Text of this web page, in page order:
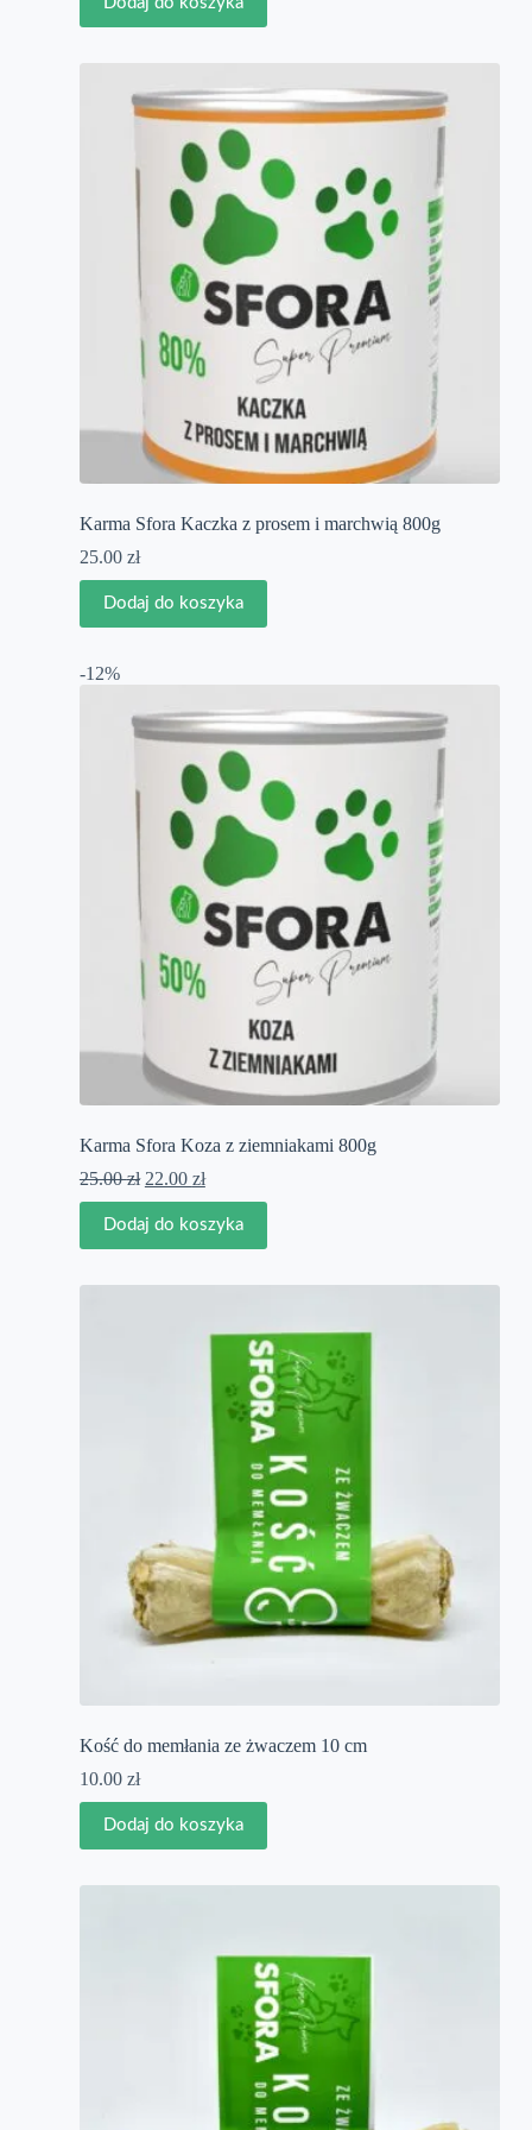
Karma Sfora Kaczka z prosem i marchwią 800g
25.00 zł
Dodaj do koszyka
-12%
Karma Sfora Koza z ziemniakami 800g
25.00zł Pierwotna
cena
wynosiła:
22.00 złAktualna
cena
wynosi:
Dodaj do koszyka
Kość do memłania ze żwaczem 10 cm
10.00 zł
Dodaj do koszyka